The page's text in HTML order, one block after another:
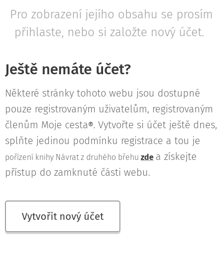
Pro zobrazení jejího obsahu se prosím
přihlaste, nebo si založte nový účet.
Ještě nemáte účet?
Některé stránky tohoto webu jsou dostupné
pouze registrovaným uživatelům, registrovaným
členům Moje cesta®. Vytvořte si účet ještě dnes,
splňte jedinou podmínku registrace a tou je
pořízení knihy Návrat z druhého břehu zde a získejte
přístup do zamknuté části webu.
Vytvořit nový účet